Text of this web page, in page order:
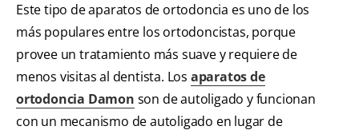
Este tipo de aparatos de ortodoncia es uno de los
más populares entre los ortodoncistas, porque
provee un tratamiento más suave y requiere de
menos visitas al dentista. Los aparatos de
ortodoncia Damon son de autoligado y funcionan
con un mecanismo de autoligado en lugar de